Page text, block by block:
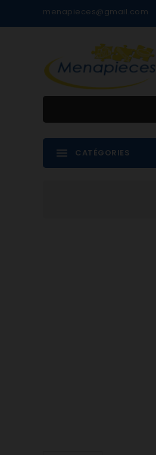
menapieces@gmail.com
CATÉGORIES